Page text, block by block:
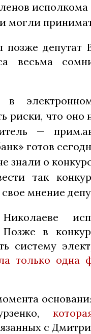
исполкома
могли
депутат
весьма
риски, что оно
—
готов
знали о
так
мнение
Позже в
систему
только одна
с